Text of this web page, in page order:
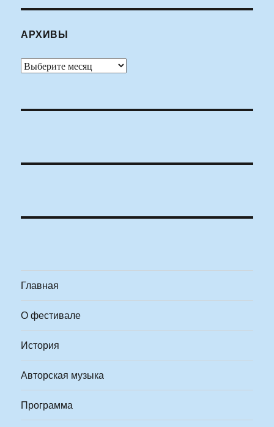
АРХИВЫ
Архивы
Главная
О фестивале
История
Авторская музыка
Программа